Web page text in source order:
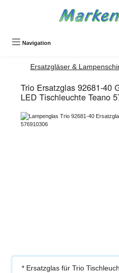
Navigation
Ersatzgläser &
Trio Ersatzglas 92681-40
LED Tischleuchte Teano
Bildergalerie überspringen
* Ersatzglas für Trio